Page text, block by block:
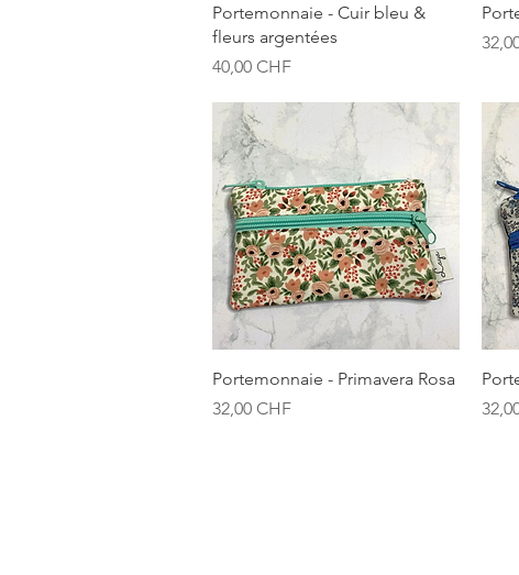
Aperçu rapide
Portemonnaie - Cuir bleu &
fleurs argentées
Prix
40,00 CHF
Prix
Aperçu rapide
Portemonnaie - Primavera Rosa
Prix
32,00 CHF
Prix